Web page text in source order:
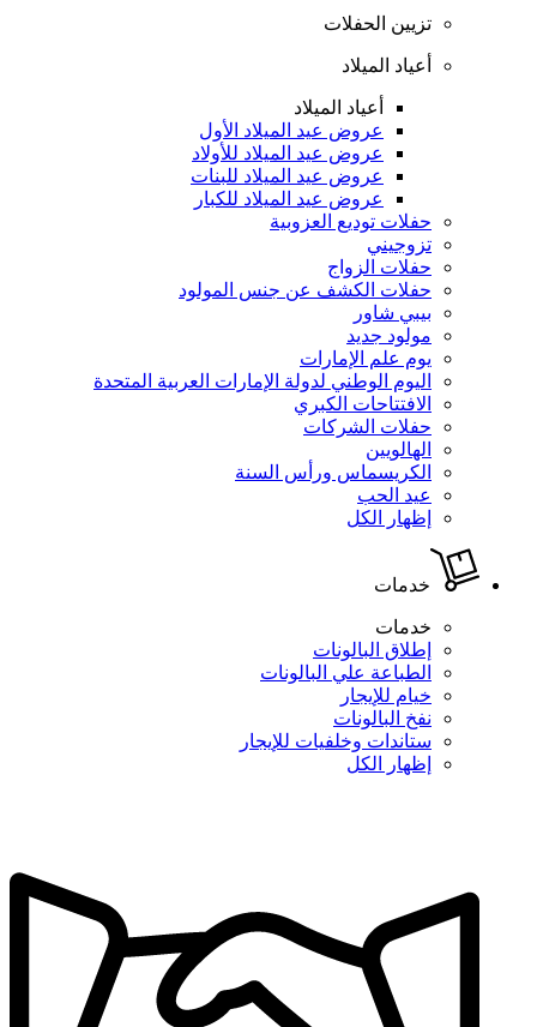
تزيين الحفلات
أعياد الميلاد
أعياد الميلاد
عروض عيد الميلاد الأول
عروض عيد الميلاد للأولاد
عروض عيد الميلاد للبنات
عروض عيد الميلاد للكبار
حفلات توديع العزوبية
تزوجيني
حفلات الزواج
حفلات الكشف عن جنس المولود
بيبي شاور
مولود جديد
يوم علم الإمارات
اليوم الوطني لدولة الإمارات العربية المتحدة
الافتتاحات الكبري
حفلات الشركات
الهالويين
الكريسماس ورأس السنة
عيد الحب
إظهار الكل
خدمات
خدمات
إطلاق البالونات
الطباعة علي البالونات
خيام للإيجار
نفخ البالونات
ستاندات وخلفيات للإيجار
إظهار الكل